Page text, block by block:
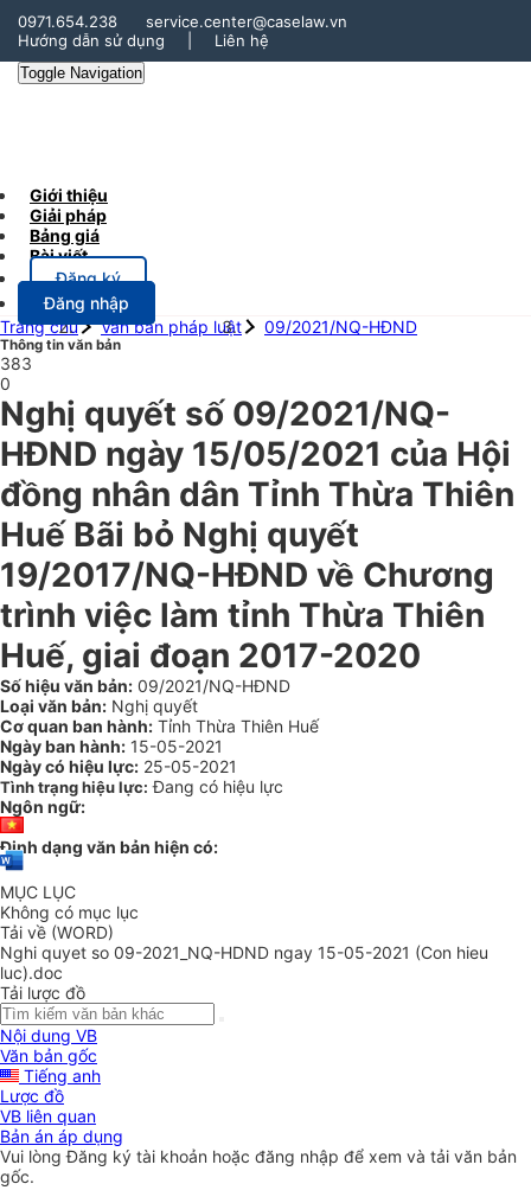
0971.654.238
service.center@caselaw.vn
Hướng dẫn sử dụng
Liên hệ
Toggle Navigation
Giới thiệu
Giải pháp
Bảng giá
Bài viết
Đăng ký
Đăng nhập
Trang chủ
Văn bản pháp luật 09/2021/NQ-HĐND
Thông tin văn bản
383
0
Nghị quyết số 09/2021/NQ-
HĐND ngày 15/05/2021 của Hội
đồng nhân dân Tỉnh Thừa Thiên
Huế Bãi bỏ Nghị quyết
19/2017/NQ-HĐND về Chương
trình việc làm tỉnh Thừa Thiên
Huế, giai đoạn 2017-2020
Số hiệu văn bản: 09/2021/NQ-HĐND
Loại văn bản: Nghị quyết
Cơ quan ban hành: Tỉnh Thừa Thiên Huế
Ngày ban hành: 15-05-2021
Ngày có hiệu lực: 25-05-2021
Tình trạng hiệu lực: Đang có hiệu lực
Ngôn ngữ:
Định dạng văn bản hiện có:
MỤC LỤC
Không có mục lục
Tải về (WORD)
Nghi quyet so 09-2021_NQ-HDND ngay 15-05-2021 (Con hieu
luc).doc
Tải lược đồ
Nội dung VB
Văn bản gốc
Tiếng anh
Lược đồ
VB liên quan
Bản án áp dụng
Vui lòngĐăng ký tài khoản hoặc đăng nhập để xem và tải văn bản
gốc.